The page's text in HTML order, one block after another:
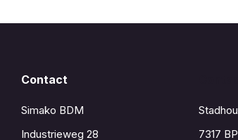
Contact
Simako BDM
Industrieweg 28
7317